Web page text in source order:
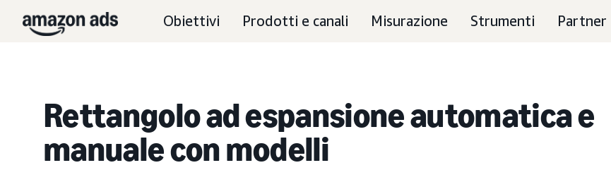
Obiettivi Prodotti e canali Misurazione Strumenti Partner
Rettangolo ad espansione automaticae
manuale con modelli